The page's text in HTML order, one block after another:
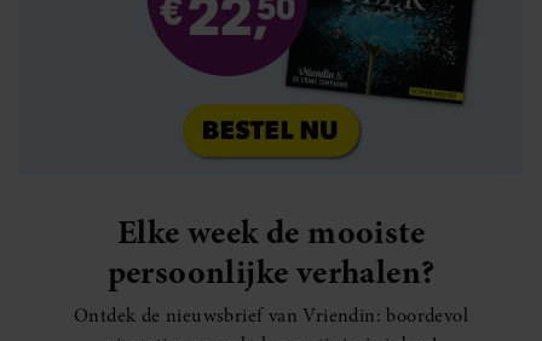
Elke week de mooiste
persoonlijke verhalen?
Ontdek de nieuwsbrief van Vriendin: boordevol